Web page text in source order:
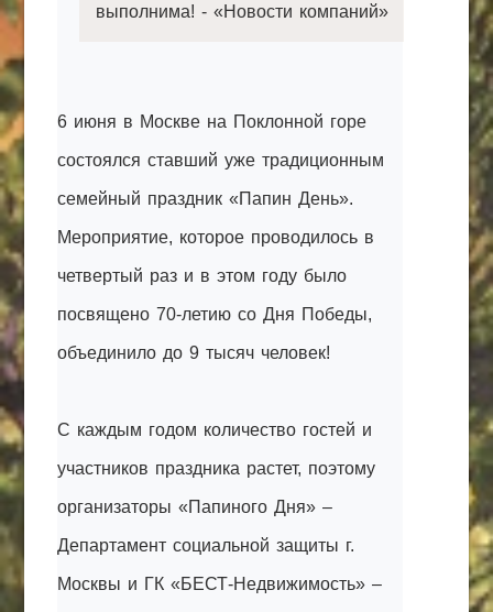
Eltaro-Vrn.ru
6 июня в Москве на Поклонной горе
состоялся ставший уже традиционным
семейный праздник «Папин День».
Мероприятие, которое проводилось в
четвертый раз и в этом году было
посвящено 70-летию со Дня Победы,
объединило до 9 тысяч человек!
С каждым годом количество гостей и
участников праздника растет, поэтому
организаторы «Папиного Дня» –
Департамент социальной защиты г.
Москвы и ГК «БЕСТ-Недвижимость» –